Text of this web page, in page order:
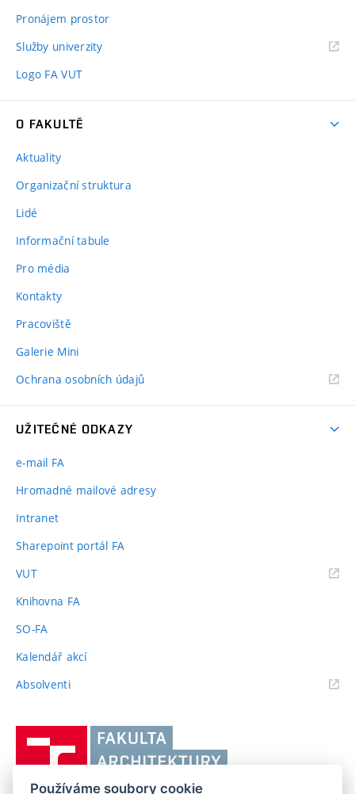
Pronájem prostor
Služby univerzity
Logo FA VUT
O FAKULTĚ
Aktuality
Organizační struktura
Lidé
Informační tabule
Pro média
Kontakty
Pracoviště
Galerie Mini
Ochrana osobních údajů
UŽITEČNÉ ODKAZY
e-mail FA
Hromadné mailové adresy
Intranet
Sharepoint portál FA
VUT(externí
Knihovna FA
SO-FA
Kalendář akcí
Absolventi(externí
Používáme soubory cookie